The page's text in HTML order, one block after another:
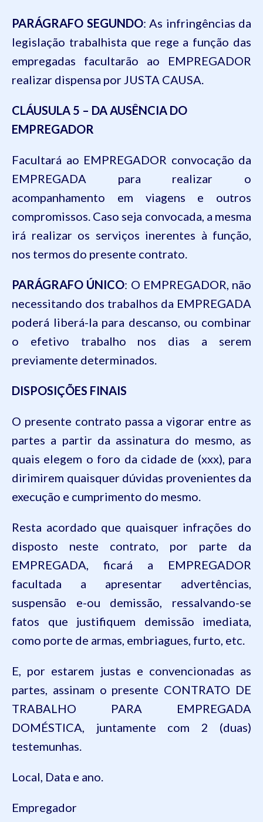
PARÁGRAFO SEGUNDO: As infringências da
legislação trabalhista que rege a função das
empregadas facultarão ao EMPREGADOR
realizar dispensa por JUSTA CAUSA.
CLÁUSULA 5 – DA AUSÊNCIA DO
EMPREGADOR
Facultará ao EMPREGADOR convocação da
EMPREGADA para realizar o
acompanhamento em viagens e outros
compromissos. Caso seja convocada, a mesma
irá realizar os serviços inerentes à função,
nos termos do presente contrato.
PARÁGRAFO ÚNICO: O EMPREGADOR, não
necessitando dos trabalhos da EMPREGADA
poderá liberá-la para descanso, ou combinar
o efetivo trabalho nos dias a serem
previamente determinados.
DISPOSIÇÕES FINAIS
O presente contrato passa a vigorar entre as
partes a partir da assinatura do mesmo, as
quais elegem o foro da cidade de (xxx), para
dirimirem quaisquer dúvidas provenientes da
execução e cumprimento do mesmo.
Resta acordado que quaisquer infrações do
disposto neste contrato, por parte da
EMPREGADA, ficará a EMPREGADOR
facultada a apresentar advertências,
suspensão e-ou demissão, ressalvando-se
fatos que justifiquem demissão imediata,
como porte de armas, embriagues, furto, etc.
E, por estarem justas e convencionadas as
partes, assinam o presente CONTRATO DE
TRABALHO PARA EMPREGADA
DOMÉSTICA, juntamente com 2 (duas)
testemunhas.
Local, Data e ano.
Empregador